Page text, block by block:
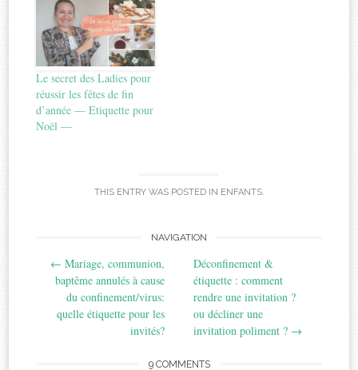
Le secret des Ladies pour
réussir les fêtes de fin
d’année — Etiquette pour
Noël —
THIS ENTRY WAS POSTED IN ENFANTS.
navigation
NAVIGATION
← Mariage, communion,
baptême annulés à cause
du confinement/virus:
quelle étiquette pour les
invités?
Déconfinement &
étiquette : comment
rendre une invitation ?
ou décliner une
invitation poliment ? →
9 COMMENTS